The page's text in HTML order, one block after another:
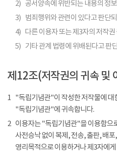
2) 공서양속에 위반되는 내용의 정
3)
범죄행위와 관련이 있다고 판단
4) 다른 이용자 또는 제3자의 저작
5) 기타 관계 법령에 위배된다고 판
제12조(저작권의 귀속 및
1 "독립기념관"이 작성한 저작물에 대
"독립기념관"에 귀속합니다.
2 이용자는 "독립기념관"을 이용함으
사전승낙 없이 복제, 전송, 출판, 배
영리목적으로 이용하거나 제3자에